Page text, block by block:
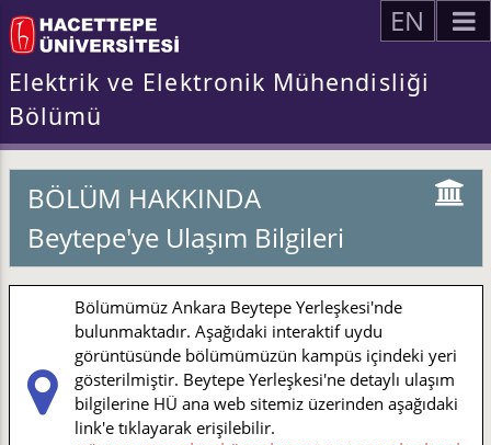
EN
Elektrik ve Elektronik Mühendisliği
Bölümü
BÖLÜM HAKKINDA
Beytepe'ye Ulaşım Bilgileri
Bölümümüz Ankara Beytepe Yerleşkesi'nde
bulunmaktadır. Aşağıdaki interaktif uydu
görüntüsünde bölümümüzün kampüs içindeki yeri
gösterilmiştir. Beytepe Yerleşkesi'ne detaylı ulaşım
bilgilerine HÜ ana web sitemiz üzerinden aşağıdaki
link'e tıklayarak erişilebilir.